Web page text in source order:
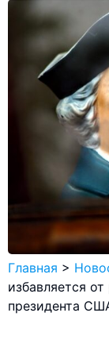
Главная >
избавляется
президента